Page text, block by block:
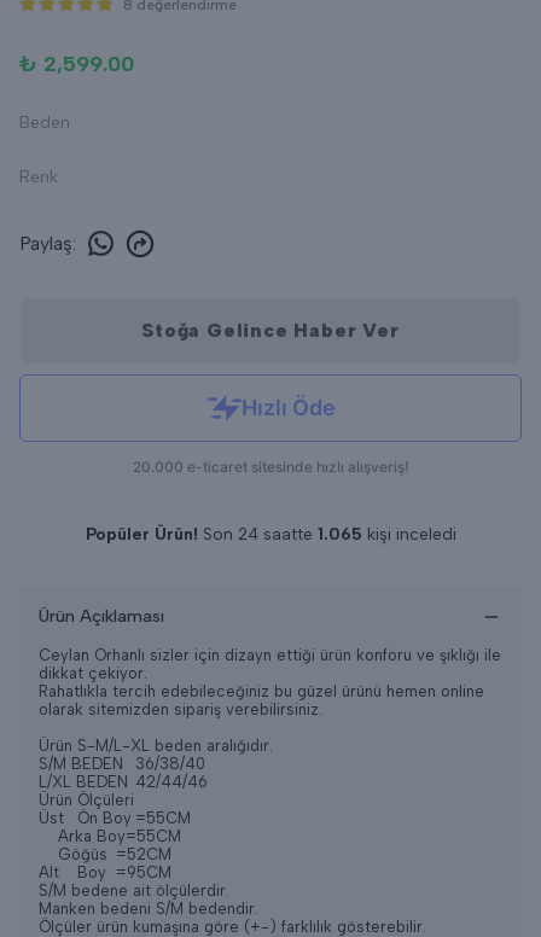
8 değerlendirme
₺ 2,599.00
Beden
Renk
Paylaş:
Stoğa Gelince Haber Ver
Popüler Ürün! Son 24 saatte 1.065 kişi inceledi
Ürün Açıklaması
Ceylan Orhanlı sizler için dizayn ettiği ürün konforu ve şıklığı ile
dikkat çekiyor.
Rahatlıkla tercih edebileceğiniz bu güzel ürünü hemen online
olarak sitemizden sipariş verebilirsiniz.
Ürün S-M/L-XL beden aralığıdır.
S/M BEDEN
36/38/40
L/XL BEDEN 42/44/46
Ürün Ölçüleri
Üst
Ön Boy =55CM
Arka Boy=55CM
Göğüs =52CM
Alt
Boy
=95CM
S/M bedene ait ölçülerdir.
Manken bedeni S/M bedendir.
Ölçüler ürün kumaşına göre (+-) farklılık gösterebilir.